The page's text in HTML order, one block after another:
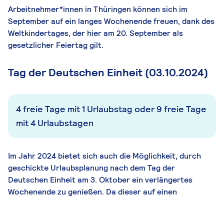
Arbeitnehmer*innen in Thüringen können sich im
September auf ein langes Wochenende freuen, dank des
Weltkindertages, der hier am 20. September als
gesetzlicher Feiertag gilt.
Tag der Deutschen Einheit (03.10.2024)
4 freie Tage mit 1 Urlaubstag oder 9 freie Tage
mit 4 Urlaubstagen
Im Jahr 2024 bietet sich auch die Möglichkeit, durch
geschickte Urlaubsplanung nach dem Tag der
Deutschen Einheit am 3. Oktober ein verlängertes
Wochenende zu genießen. Da dieser auf einen